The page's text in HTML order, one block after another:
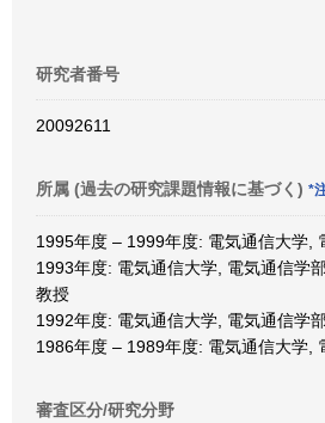
研究者番号
20092611
所属 (過去の研究課題情報に基づく) *
1995年度 – 1999年度: 電気通信大学,
1993年度: 電気通信大学, 電気通信学
教授
1992年度: 電気通信大学, 電気通信学
1986年度 – 1989年度: 電気通信大学,
審査区分/研究分野